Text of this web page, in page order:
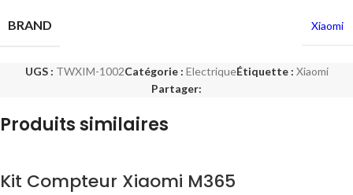
BRAND Xiaomi
UGS : TWXIM-1002Catégorie : ElectriqueÉtiquette : Xiaomi
Partager:
Produits similaires
Kit Compteur Xiaomi M365